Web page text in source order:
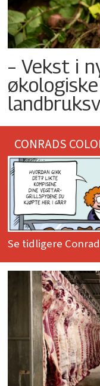
– Vekst i
økologiske
CONRADS
Se tidligere